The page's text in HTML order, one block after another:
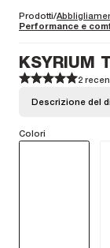
Prodotti
Performance e
KSYRIUM
1 2 3 4 5
1 2 3 4 5 2
Descrizione del
Termoregolazione
Colori